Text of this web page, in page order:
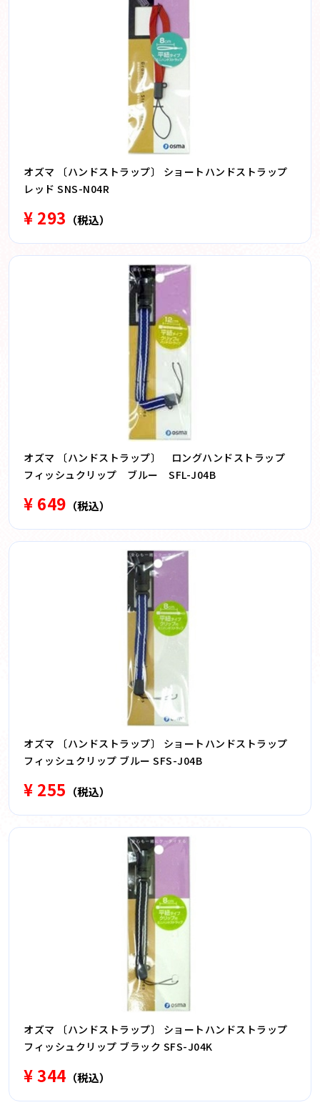
オズマ 〔ハンドストラップ〕 ショートハンドストラップ
レッド SNS-N04R
¥ 293 （税込）
オズマ 〔ハンドストラップ〕 ロングハンドストラップ
フィッシュクリップ ブルー SFL-J04B
¥ 649 （税込）
オズマ 〔ハンドストラップ〕 ショートハンドストラップ
フィッシュクリップ ブルー SFS-J04B
¥ 255 （税込）
オズマ 〔ハンドストラップ〕 ショートハンドストラップ
フィッシュクリップ ブラック SFS-J04K
¥ 344 （税込）